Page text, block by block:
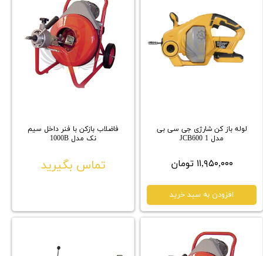
لوله باز کن شارژی جی سی بی
مدل JCB600 1
۱۱,۹۵۰,۰۰۰ تومان
افزودن به سبد خرید
فاضلاب بازکن با فنر داخل سیم
نک مدل 1000B
تماس بگیرید